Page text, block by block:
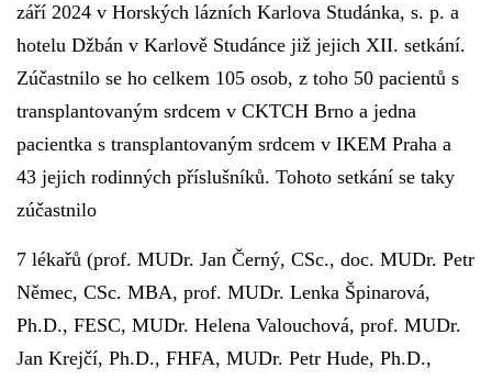
© 2026 eStránky.cz |RSS
září 2024 v Horských lázních Karlova Studánka, s. p. a
hotelu Džbán v Karlově Studánce již jejich XII. setkání.
Zúčastnilo se ho celkem 105 osob, z toho 50 pacientů s
transplantovaným srdcem v CKTCH Brno a jedna
pacientka s transplantovaným srdcem v IKEM Praha a
43 jejich rodinných příslušníků. Tohoto setkání se taky
zúčastnilo
7 lékařů (prof. MUDr. Jan Černý, CSc., doc. MUDr. Petr
Němec, CSc. MBA, prof. MUDr. Lenka Špinarová,
Ph.D., FESC, MUDr. Helena Valouchová, prof. MUDr.
Jan Krejčí, Ph.D., FHFA, MUDr. Petr Hude, Ph.D.,